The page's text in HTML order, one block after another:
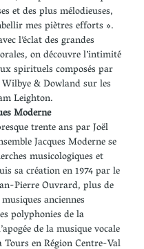
et des plus mélodieuses,
mes piètres efforts ».
l’éclat des grandes
on découvre l’intimité
spirituels composés par
& Dowland sur les
Leighton.
Moderne
trente ans par Joël
Jacques Moderne se
musicologiques et
sa création en 1974 par le
Pierre Ouvrard, plus de
anciennes
polyphonies de la
de la musique vocale
Tours en Région Centre-Val